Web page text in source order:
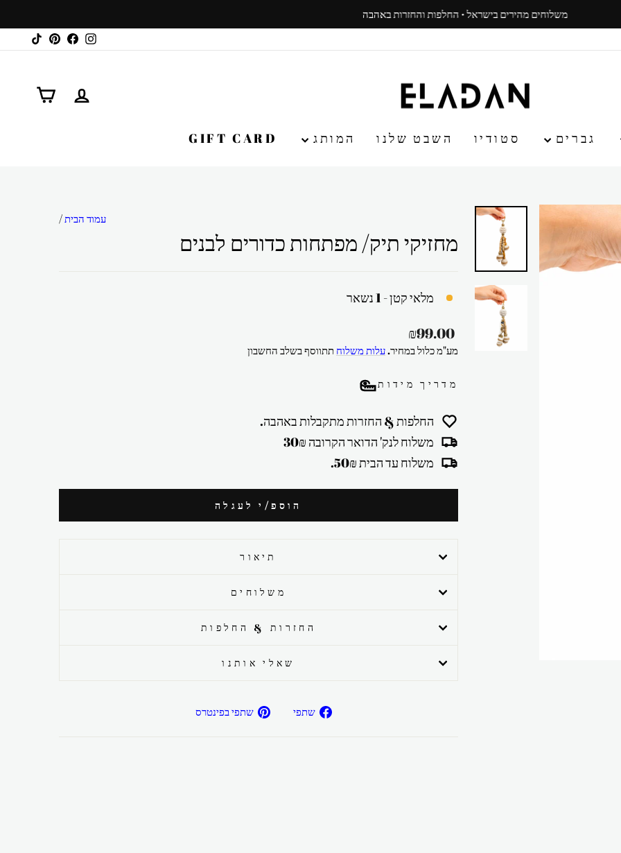
עצור
ניגון
משלוחים מהירים בישראל · החלפות והחזרות באהבה
Instagram
Facebook
Pinterest
התנתק
גברים סטודיו השבט שלנו המותג GIFT CARD
עמוד הבית/
מחזיקי תיק/ מפתחות כדורים לבנים
מלאי קטן - 1 נשאר
מחיר
רגיל
₪99.00
מע"מ כלול במחיר.עלות משלוח תתווסף בשלב החשבון
מדריך מידות
החלפות & החזרות מתקבלות באהבה.
משלוח לנק' הדואר הקרובה 30₪
משלוח עד הבית 50₪.
הוספ/י לעגלה
תיאור
משלוחים
החזרות & החלפות
שאלי אותנו
שתפי
שתפ/ישתפי בפינטרס